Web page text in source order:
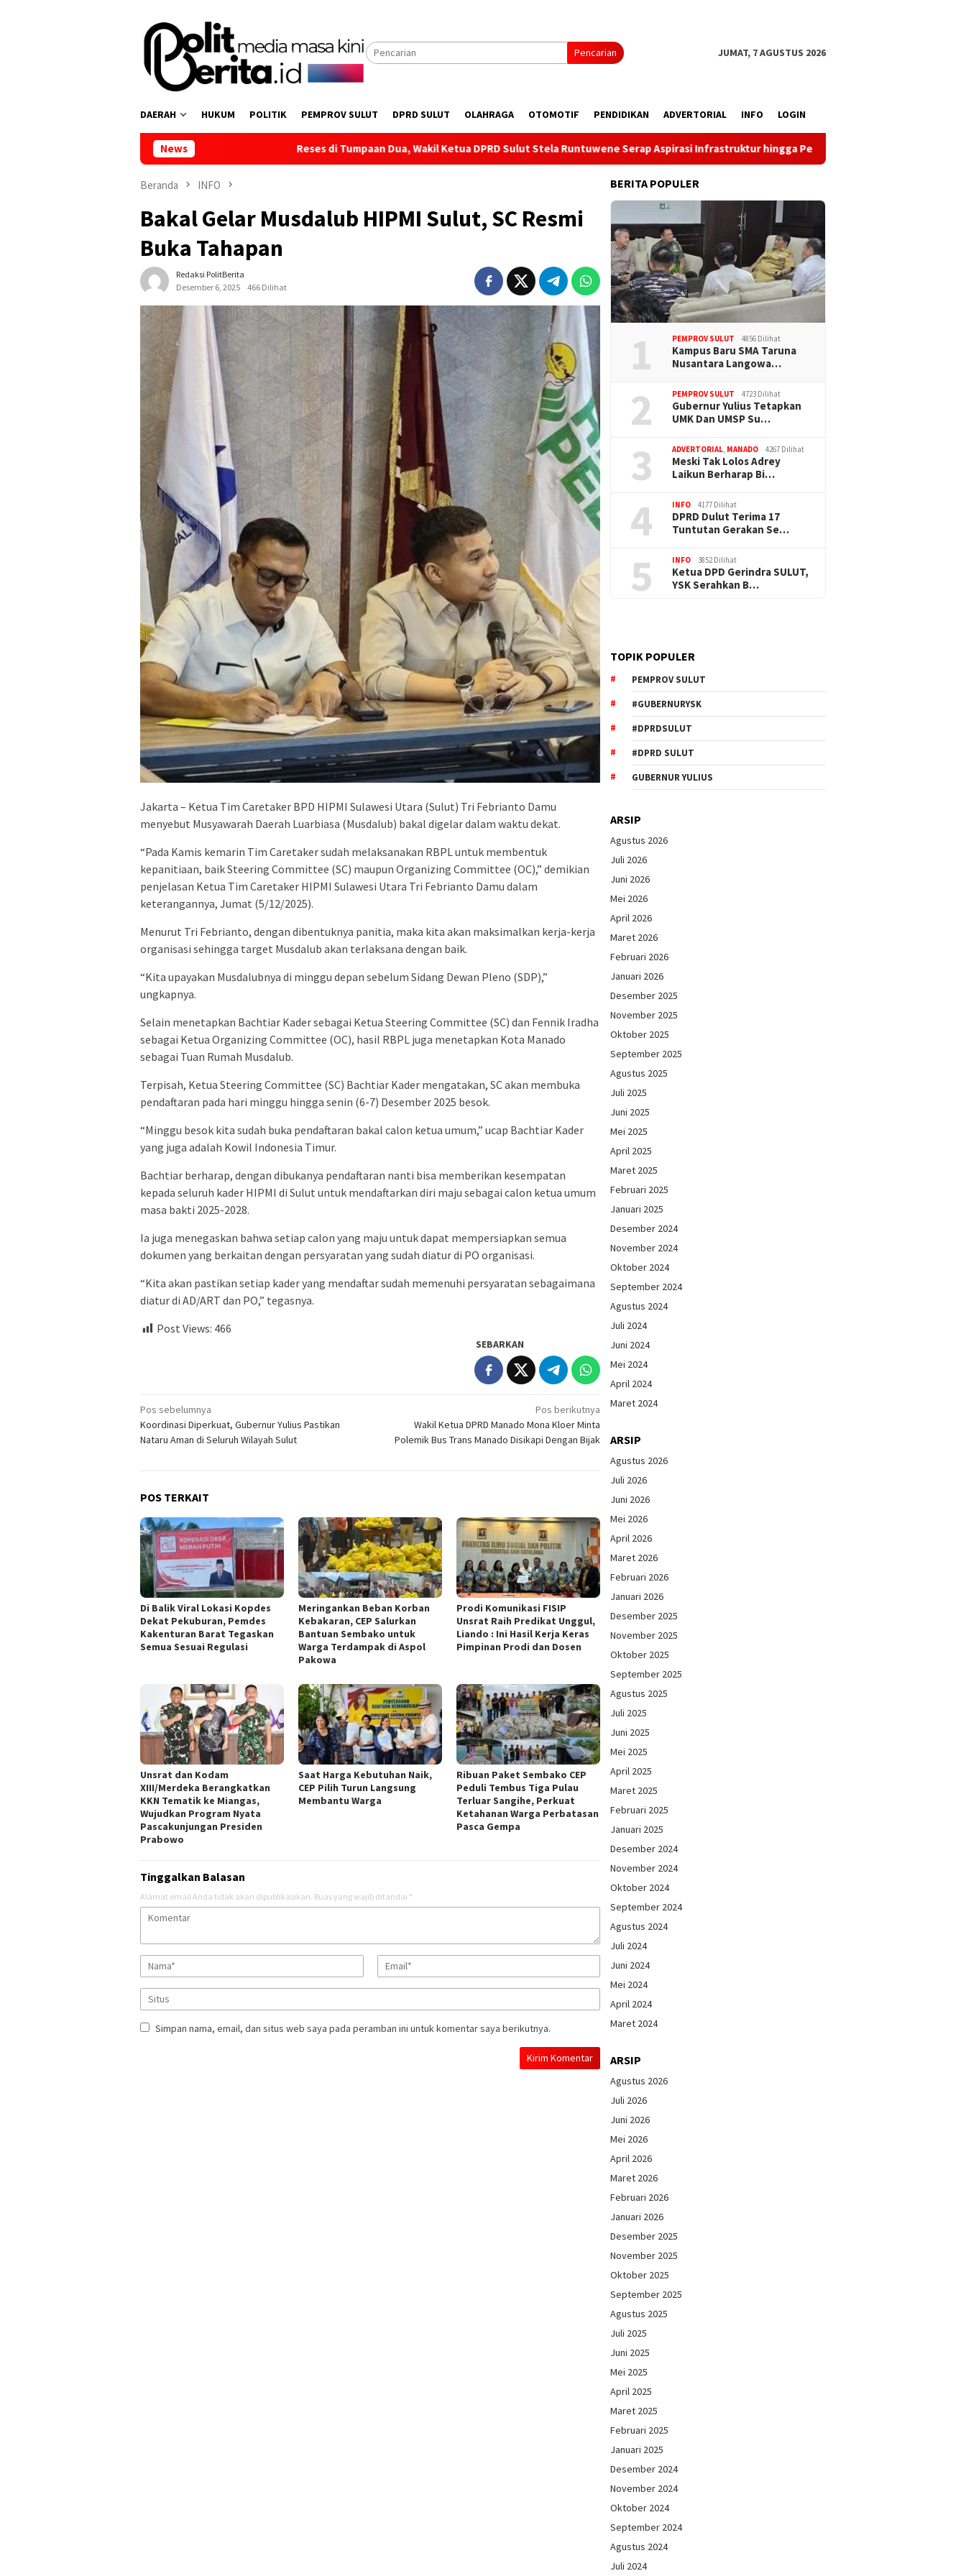
Pencarian
JUMAT, 7 AGUSTUS 2026
DAERAH HUKUM POLITIK PEMPROV SULUT DPRD SULUT OLAHRAGA OTOMOTIF PENDIDIKAN ADVERTORIAL INFO LOGIN
NewsReses di Tumpaan Dua, Wakil Ketua DPRD Sulut Stela Runtuwene Serap Aspirasi Infrastruktur hingga Pemberdayaan Ekonomi
Beranda INFO
Bakal Gelar Musdalub HIPMI Sulut, SC Resmi
Buka Tahapan
Redaksi PolitBerita
Desember 6, 2025
466 Dilihat
Jakarta – Ketua Tim Caretaker BPD HIPMI Sulawesi Utara (Sulut) Tri Febrianto Damu
menyebut Musyawarah Daerah Luarbiasa (Musdalub) bakal digelar dalam waktu dekat.
“Pada Kamis kemarin Tim Caretaker sudah melaksanakan RBPL untuk membentuk
kepanitiaan, baik Steering Committee (SC) maupun Organizing Committee (OC),” demikian
penjelasan Ketua Tim Caretaker HIPMI Sulawesi Utara Tri Febrianto Damu dalam
keterangannya, Jumat (5/12/2025).
Menurut Tri Febrianto, dengan dibentuknya panitia, maka kita akan maksimalkan kerja-kerja
organisasi sehingga target Musdalub akan terlaksana dengan baik.
“Kita upayakan Musdalubnya di minggu depan sebelum Sidang Dewan Pleno (SDP),”
ungkapnya.
Selain menetapkan Bachtiar Kader sebagai Ketua Steering Committee (SC) dan Fennik Iradha
sebagai Ketua Organizing Committee (OC), hasil RBPL juga menetapkan Kota Manado
sebagai Tuan Rumah Musdalub.
Terpisah, Ketua Steering Committee (SC) Bachtiar Kader mengatakan, SC akan membuka
pendaftaran pada hari minggu hingga senin (6-7) Desember 2025 besok.
“Minggu besok kita sudah buka pendaftaran bakal calon ketua umum,” ucap Bachtiar Kader
yang juga adalah Kowil Indonesia Timur.
Bachtiar berharap, dengan dibukanya pendaftaran nanti bisa memberikan kesempatan
kepada seluruh kader HIPMI di Sulut untuk mendaftarkan diri maju sebagai calon ketua umum
masa bakti 2025-2028.
Ia juga menegaskan bahwa setiap calon yang maju untuk dapat mempersiapkan semua
dokumen yang berkaitan dengan persyaratan yang sudah diatur di PO organisasi.
“Kita akan pastikan setiap kader yang mendaftar sudah memenuhi persyaratan sebagaimana
diatur di AD/ART dan PO,” tegasnya.
Post Views: 466
SEBARKAN
Navigasi
pos
Pos sebelumnya
Koordinasi Diperkuat, Gubernur Yulius Pastikan
Nataru Aman di Seluruh Wilayah Sulut
Pos berikutnya
Wakil Ketua DPRD Manado Mona Kloer Minta
Polemik Bus Trans Manado Disikapi Dengan Bijak
POS TERKAIT
Di Balik Viral Lokasi Kopdes
Dekat Pekuburan, Pemdes
Kakenturan Barat Tegaskan
Semua Sesuai Regulasi
Meringankan Beban Korban
Kebakaran, CEP Salurkan
Bantuan Sembako untuk
Warga Terdampak di Aspol
Pakowa
Prodi Komunikasi FISIP
Unsrat Raih Predikat Unggul,
Liando : Ini Hasil Kerja Keras
Pimpinan Prodi dan Dosen
Unsrat dan Kodam
XIII/Merdeka Berangkatkan
KKN Tematik ke Miangas,
Wujudkan Program Nyata
Pascakunjungan Presiden
Prabowo
Saat Harga Kebutuhan Naik,
CEP Pilih Turun Langsung
Membantu Warga
Ribuan Paket Sembako CEP
Peduli Tembus Tiga Pulau
Terluar Sangihe, Perkuat
Ketahanan Warga Perbatasan
Pasca Gempa
Tinggalkan Balasan
Alamat email Anda tidak akan dipublikasikan. Ruas yang wajib ditandai *
Simpan nama, email, dan situs web saya pada peramban ini untuk komentar saya berikutnya.
BERITA POPULER
1 PEMPROV SULUT 4856 Dilihat
Kampus Baru SMA Taruna
Nusantara Langowa…
2 PEMPROV SULUT 4723 Dilihat
Gubernur Yulius Tetapkan
UMK Dan UMSP Su…
3 ADVERTORIAL MANADO 4267 Dilihat
Meski Tak Lolos Adrey
Laikun Berharap Bi…
4 INFO 4177 Dilihat
DPRD Dulut Terima 17
Tuntutan Gerakan Se…
5 INFO 3852 Dilihat
Ketua DPD Gerindra SULUT,
YSK Serahkan B…
TOPIK POPULER
PEMPROV SULUT
#GUBERNURYSK
#DPRDSULUT
#DPRD SULUT
GUBERNUR YULIUS
ARSIP
Agustus 2026
Juli 2026
Juni 2026
Mei 2026
April 2026
Maret 2026
Februari 2026
Januari 2026
Desember 2025
November 2025
Oktober 2025
September 2025
Agustus 2025
Juli 2025
Juni 2025
Mei 2025
April 2025
Maret 2025
Februari 2025
Januari 2025
Desember 2024
November 2024
Oktober 2024
September 2024
Agustus 2024
Juli 2024
Juni 2024
Mei 2024
April 2024
Maret 2024
ARSIP
Agustus 2026
Juli 2026
Juni 2026
Mei 2026
April 2026
Maret 2026
Februari 2026
Januari 2026
Desember 2025
November 2025
Oktober 2025
September 2025
Agustus 2025
Juli 2025
Juni 2025
Mei 2025
April 2025
Maret 2025
Februari 2025
Januari 2025
Desember 2024
November 2024
Oktober 2024
September 2024
Agustus 2024
Juli 2024
Juni 2024
Mei 2024
April 2024
Maret 2024
ARSIP
Agustus 2026
Juli 2026
Juni 2026
Mei 2026
April 2026
Maret 2026
Februari 2026
Januari 2026
Desember 2025
November 2025
Oktober 2025
September 2025
Agustus 2025
Juli 2025
Juni 2025
Mei 2025
April 2025
Maret 2025
Februari 2025
Januari 2025
Desember 2024
November 2024
Oktober 2024
September 2024
Agustus 2024
Juli 2024